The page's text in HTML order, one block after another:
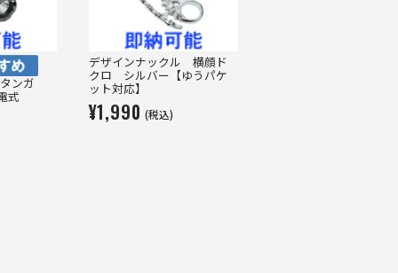
ンガ
式
デザインナックル 横顔ド
クロ シルバー【ゆうパケ
ット対応】
¥1,990 (税込)